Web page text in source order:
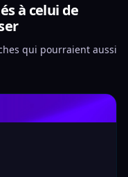
à celui de
qui pourraient aussi